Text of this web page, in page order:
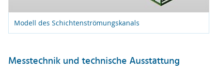
Modell des Schichtenströmungskanals
Messtechnik und technische Ausstattung